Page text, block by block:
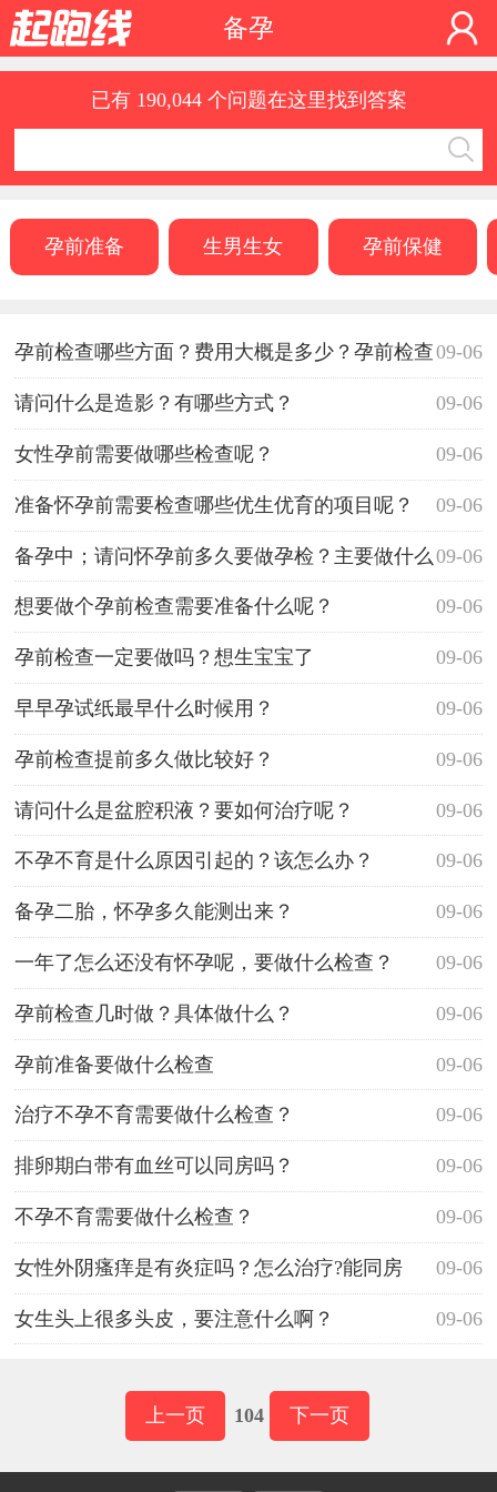
备孕
已有 190,044 个问题在这里找到答案
孕前准备 生男生女 孕前保健
09-06
孕前检查哪些方面？费用大概是多少？孕前检查
有什么好处？ 09-06
请问什么是造影？有哪些方式？
09-06
女性孕前需要做哪些检查呢？
09-06
准备怀孕前需要检查哪些优生优育的项目呢？
09-06
备孕中；请问怀孕前多久要做孕检？主要做什么
项目？ 09-06
想要做个孕前检查需要准备什么呢？
09-06
孕前检查一定要做吗？想生宝宝了
09-06
早早孕试纸最早什么时候用？
09-06
孕前检查提前多久做比较好？
09-06
请问什么是盆腔积液？要如何治疗呢？
09-06
不孕不育是什么原因引起的？该怎么办？
09-06
备孕二胎，怀孕多久能测出来？
09-06
一年了怎么还没有怀孕呢，要做什么检查？
09-06
孕前检查几时做？具体做什么？
09-06
孕前准备要做什么检查
09-06
治疗不孕不育需要做什么检查？
09-06
排卵期白带有血丝可以同房吗？
09-06
不孕不育需要做什么检查？
09-06
女性外阴瘙痒是有炎症吗？怎么治疗?能同房
吗？ 09-06
女生头上很多头皮，要注意什么啊？
上一页 104 下一页